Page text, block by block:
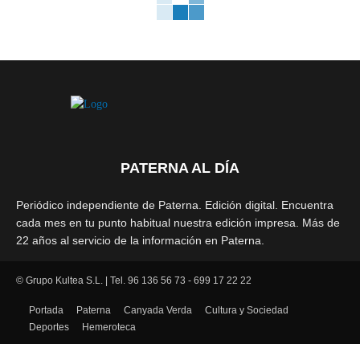
PATERNA AL DÍA
Periódico independiente de Paterna. Edición digital. Encuentra
cada mes en tu punto habitual nuestra edición impresa. Más de
22 años al servicio de la información en Paterna.
SÍGUENOS
© Grupo Kultea S.L. | Tel. 96 136 56 73 - 699 17 22 22
Portada Paterna Canyada Verda
Cultura y Sociedad
Deportes
Hemeroteca